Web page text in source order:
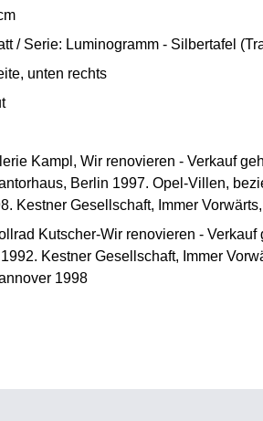
/ Serie: Luminogramm - Silbertafel
unten rechts
Kampl, Wir renovieren - Verkauf
Berlin 1997. Opel-Villen,
Kestner Gesellschaft, Immer
Kutscher-Wir renovieren - Verkauf
Kestner Gesellschaft, Immer
1998